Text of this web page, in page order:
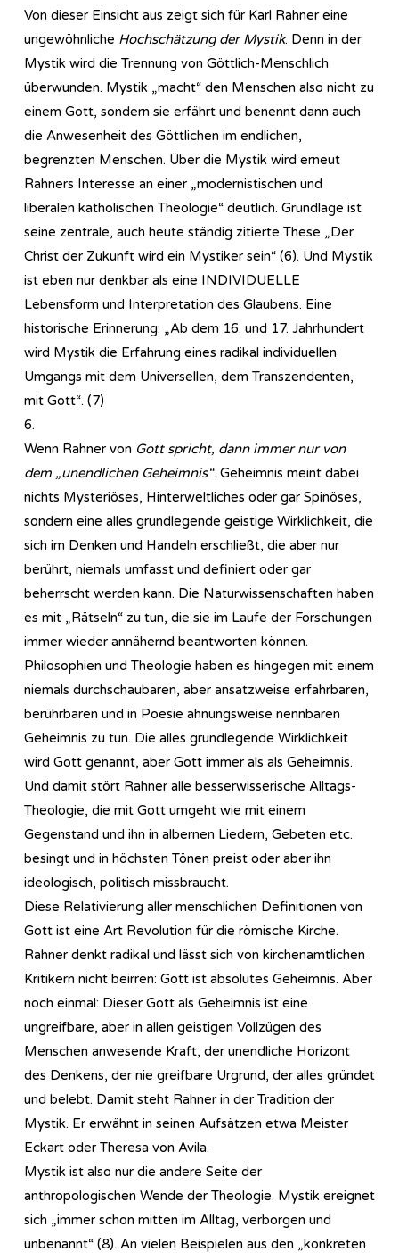
Von dieser Einsicht aus zeigt sich für Karl Rahner eine
ungewöhnliche Hochschätzung der Mystik. Denn in der
Mystik wird die Trennung von Göttlich-Menschlich
überwunden. Mystik „macht“ den Menschen also nicht zu
einem Gott, sondern sie erfährt und benennt dann auch
die Anwesenheit des Göttlichen im endlichen,
begrenzten Menschen. Über die Mystik wird erneut
Rahners Interesse an einer „modernistischen und
liberalen katholischen Theologie“ deutlich. Grundlage ist
seine zentrale, auch heute ständig zitierte These „Der
Christ der Zukunft wird ein Mystiker sein“ (6). Und Mystik
ist eben nur denkbar als eine INDIVIDUELLE
Lebensform und Interpretation des Glaubens. Eine
historische Erinnerung: „Ab dem 16. und 17. Jahrhundert
wird Mystik die Erfahrung eines radikal individuellen
Umgangs mit dem Universellen, dem Transzendenten,
mit Gott“. (7)
6.
Wenn Rahner von Gott spricht, dann immer nur von
dem „unendlichen Geheimnis“. Geheimnis meint dabei
nichts Mysteriöses, Hinterweltliches oder gar Spinöses,
sondern eine alles grundlegende geistige Wirklichkeit, die
sich im Denken und Handeln erschließt, die aber nur
berührt, niemals umfasst und definiert oder gar
beherrscht werden kann. Die Naturwissenschaften haben
es mit „Rätseln“ zu tun, die sie im Laufe der Forschungen
immer wieder annähernd beantworten können.
Philosophien und Theologie haben es hingegen mit einem
niemals durchschaubaren, aber ansatzweise erfahrbaren,
berührbaren und in Poesie ahnungsweise nennbaren
Geheimnis zu tun. Die alles grundlegende Wirklichkeit
wird Gott genannt, aber Gott immer als als Geheimnis.
Und damit stört Rahner alle besserwisserische Alltags-
Theologie, die mit Gott umgeht wie mit einem
Gegenstand und ihn in albernen Liedern, Gebeten etc.
besingt und in höchsten Tönen preist oder aber ihn
ideologisch, politisch missbraucht.
Diese Relativierung aller menschlichen Definitionen von
Gott ist eine Art Revolution für die römische Kirche.
Rahner denkt radikal und lässt sich von kirchenamtlichen
Kritikern nicht beirren: Gott ist absolutes Geheimnis. Aber
noch einmal: Dieser Gott als Geheimnis ist eine
ungreifbare, aber in allen geistigen Vollzügen des
Menschen anwesende Kraft, der unendliche Horizont
des Denkens, der nie greifbare Urgrund, der alles gründet
und belebt. Damit steht Rahner in der Tradition der
Mystik. Er erwähnt in seinen Aufsätzen etwa Meister
Eckart oder Theresa von Avila.
Mystik ist also nur die andere Seite der
anthropologischen Wende der Theologie. Mystik ereignet
sich „immer schon mitten im Alltag, verborgen und
unbenannt“ (8). An vielen Beispielen aus den „konkreten